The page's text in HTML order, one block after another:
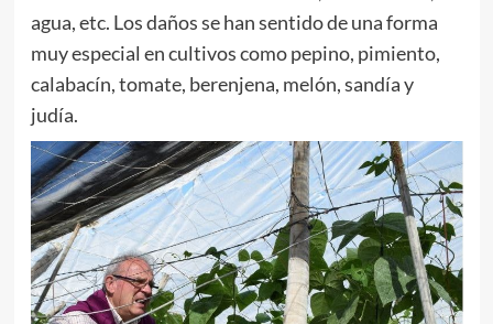
agua, etc. Los daños se han sentido de una forma
muy especial en cultivos como pepino, pimiento,
calabacín, tomate, berenjena, melón, sandía y
judía.